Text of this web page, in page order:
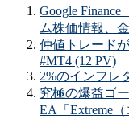
Google
ム株価情報、
仲値トレード
#MT4 (12 PV)
2%のインフレ
究極の爆益ゴ
EA「Extreme